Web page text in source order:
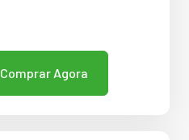
Comprar Agora